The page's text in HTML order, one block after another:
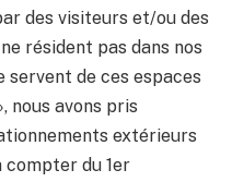
des visiteurs et/ou des
résident pas dans nos
servent de ces espaces
nous avons pris
extérieurs
du 1er